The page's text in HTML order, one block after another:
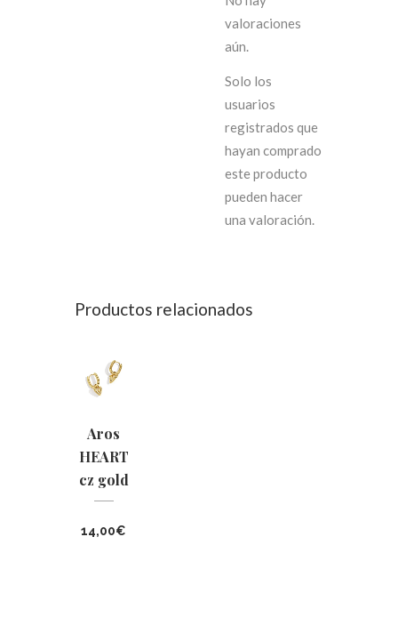
valoraciones
aún.
Solo los
usuarios
registrados que
hayan comprado
este producto
pueden hacer
una valoración.
Productos relacionados
Aros
HEART
cz gold
14,00€